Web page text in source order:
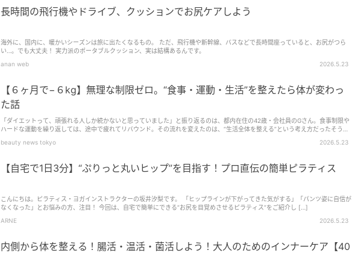
長時間の飛行機やドライブ、クッションでお尻ケアしよう
海外に、国内に、暖かいシーズンは旅に出たくなるもの。 ただ、飛行機や新幹線、バスなどで長時間座っていると、お尻がつら
い…。でも大丈夫！ 実力派のポータブルクッション、実は結構あるんです。
anan web
2026.5.23
【６ヶ月で−６kg】無理な制限ゼロ。“食事・運動・生活”を整えたら体が変わっ
た話
「ダイエットって、頑張れる人しか続かないと思っていました」と振り返るのは、都内在住の42歳・会社員のGさん。食事制限や
ハードな運動を繰り返しては、途中で疲れてリバウンド。その流れを変えたのは、“生活全体を整える”という考え方だったそうで
beauty news tokyo 2026.5.23
【自宅で1日3分】“ぷりっと丸いヒップ”を目指す！プロ直伝の簡単ピラティス
こんにちは。ピラティス・ヨガインストラクターの坂井汐梨です。 「ヒップラインが下がってきた気がする」「パンツ姿に自信が
なくなった」とお悩みの方、注目！ 今回は、自宅で簡単にできる“お尻を目覚めさせるピラティス”をご紹介し […]
ARNE
2026.5.23
内側から体を整える！腸活・温活・菌活しよう！大人のためのインナーケア【40